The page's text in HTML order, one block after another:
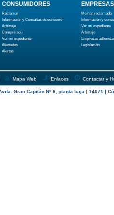
CONSUMIDORES
Reclamar
Información y Consultas de consumo
Arbitraje
Compre aquí
Ver mi expediente
Afectados
Alertas
EMPRESAS
Me han reclamado
Información y
Ver mi expediente
Arbitraje
Empresas
Legislación
Mapa Web Enlaces Contactar y
Gran Capitán Nº 6, planta baja | 14071 |